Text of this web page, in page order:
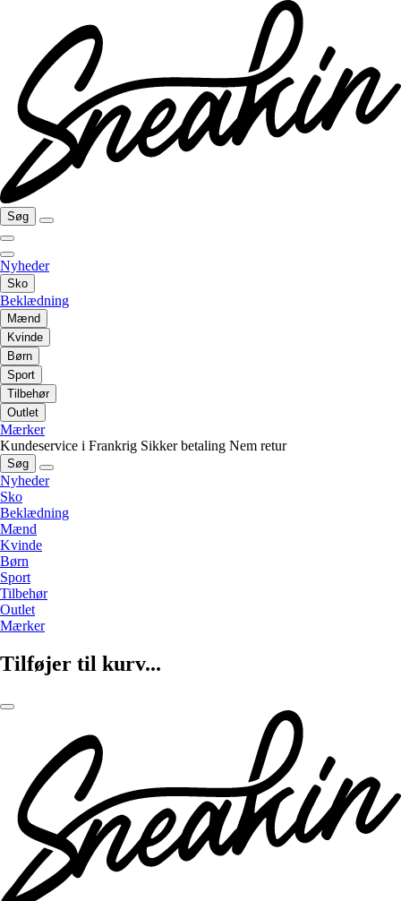
Søg
Nyheder
Sko
Beklædning
Mænd
Kvinde
Børn
Sport
Tilbehør
Outlet
Mærker
Kundeservice i Frankrig Sikker betaling Nem retur
Søg
Nyheder
Sko
Beklædning
Mænd
Kvinde
Børn
Sport
Tilbehør
Outlet
Mærker
Tilføjer til kurv...